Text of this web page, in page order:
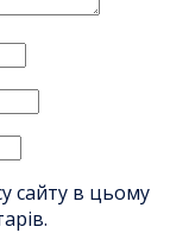
сайту в цьому